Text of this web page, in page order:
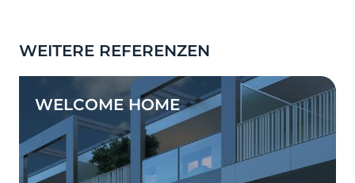
WEITERE REFERENZEN
WELCOME HOME